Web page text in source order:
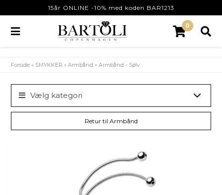
15år ONLINE -10% med koden BAR1213
0
Forside » SMYKKER »Armbånd »Armbånd - Sølv
Vælg kategori
Retur til Armbånd